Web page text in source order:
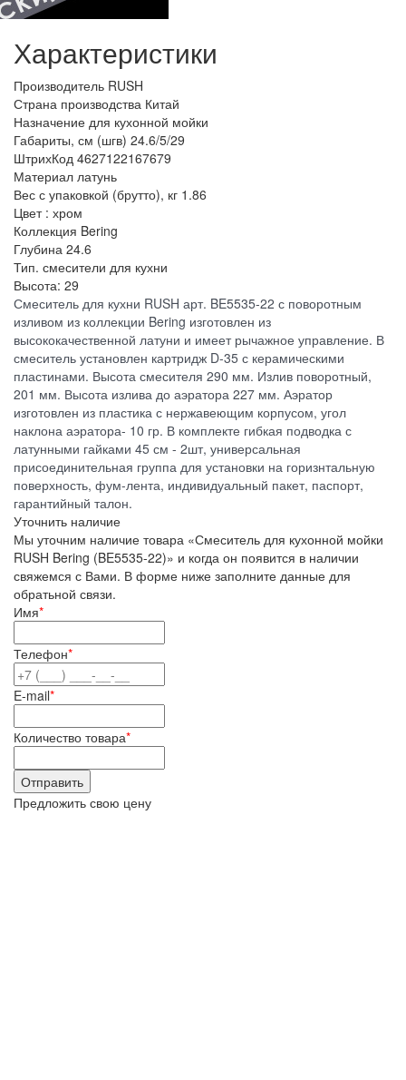
Характеристики
Производитель RUSH
Страна производства Китай
Назначение для кухонной мойки
Габариты, см (шгв) 24.6/5/29
ШтрихКод 4627122167679
Материал латунь
Вес с упаковкой (брутто), кг 1.86
Цвет : хром
Коллекция Bering
Глубина 24.6
Тип. смесители для кухни
Высота: 29
Смеситель для кухни RUSH арт. BE5535-22 с поворотным
изливом из коллекции Bering изготовлен из
высококачественной латуни и имеет рычажное управление. В
смеситель установлен картридж D-35 с керамическими
пластинами. Высота смесителя 290 мм. Излив поворотный,
201 мм. Высота излива до аэратора 227 мм. Аэратор
изготовлен из пластика с нержавеющим корпусом, угол
наклона аэратора- 10 гр. В комплекте гибкая подводка с
латунными гайками 45 см - 2шт, универсальная
присоединительная группа для установки на горизнтальную
поверхность, фум-лента, индивидуальный пакет, паспорт,
гарантийный талон.
Уточнить наличие
Мы уточним наличие товара «Смеситель для кухонной мойки
RUSH Bering (BE5535-22)» и когда он появится в наличии
свяжемся с Вами. В форме ниже заполните данные для
обратьной связи.
Имя*
Телефон*
E-mail*
Количество товара*
Предложить свою цену